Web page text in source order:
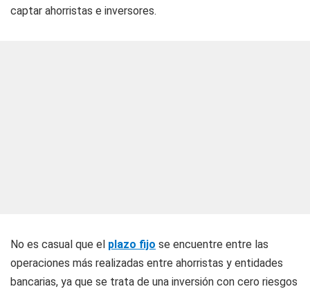
captar ahorristas e inversores.
No es casual que el plazo fijo se encuentre entre las
operaciones más realizadas entre ahorristas y entidades
bancarias, ya que se trata de una inversión con cero riesgos